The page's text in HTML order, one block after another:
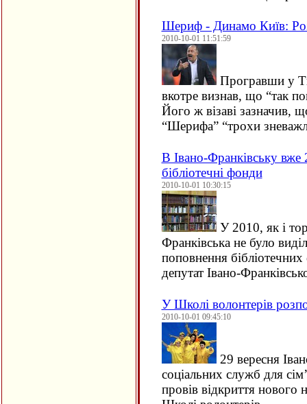
Шериф - Динамо Київ:
2010-10-01 11:51:59
Програвши у
вкотре визнав, що “так
Його ж візаві зазначив,
“Шерифа” “трохи
В Івано-Франківську
бібліотечні фонди
2010-10-01 10:30:15
У 2010, як і
Франківська не було
поповнення
депутат Івано-
У Школі волонтерів
2010-10-01 09:45:10
29 вересня
соціальних служб для
провів відкриття нового